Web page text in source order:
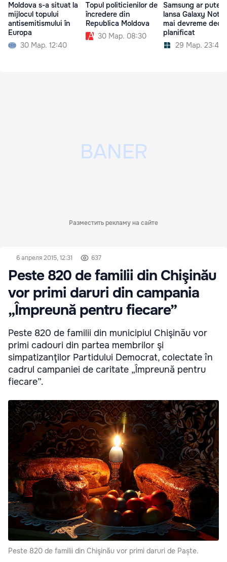
Moldova s-a situat la
mijlocul topului
antisemitismului în
Europa
30 Мар. 12:40
Topul politicienilor de
încredere din
Republica Moldova
30 Мар. 08:30
Samsung ar putea
lansa Galaxy
mai devreme
planificat
29 Мар. 23:40
Разместить рекламу на сайте
6 апреля 2015, 12:31 637
Peste 820 de familii din Chişinău
vor primi daruri din campania
„Împreună pentru fiecare”
Peste 820 de familii din municipiul Chişinău vor
primi cadouri din partea membrilor şi
simpatizanţilor Partidului Democrat, colectate în
cadrul campaniei de caritate „Împreună pentru
fiecare”.
Peste 820 de familii din Chişinău vor primi daruri de Paște.